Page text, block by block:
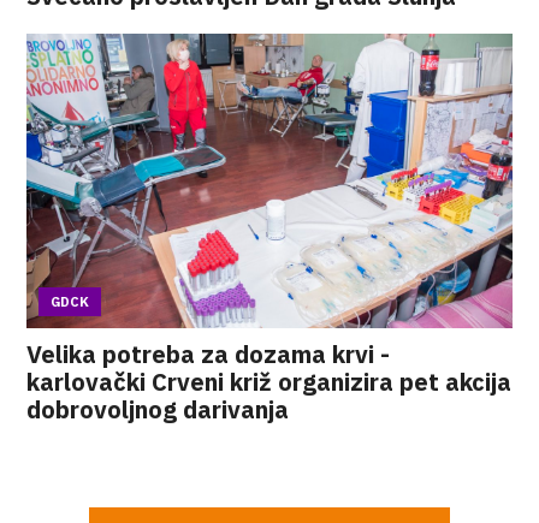
GDCK
Velika potreba za dozama krvi -
karlovački Crveni križ organizira pet akcija
dobrovoljnog darivanja